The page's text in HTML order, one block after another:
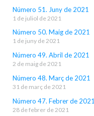
Número 51. Juny de 2021
1 de juliol de 2021
Número 50. Maig de 2021
1 de juny de 2021
Número 49. Abril de 2021
2 de maig de 2021
Número 48. Març de 2021
31 de març de 2021
Número 47. Febrer de 2021
28 de febrer de 2021